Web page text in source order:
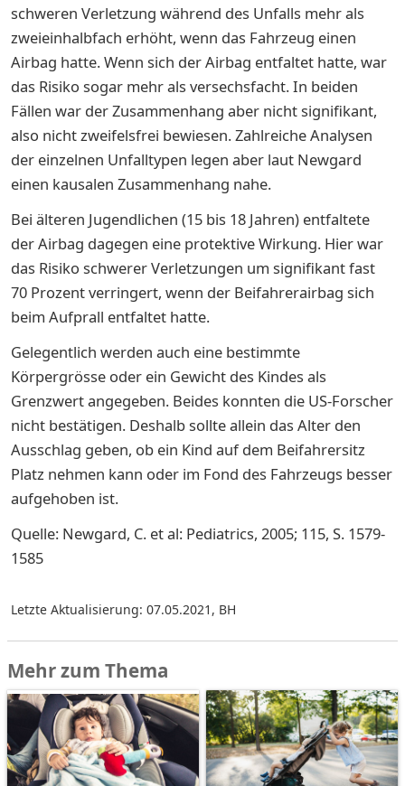
schweren Verletzung während des Unfalls mehr als
zweieinhalbfach erhöht, wenn das Fahrzeug einen
Airbag hatte. Wenn sich der Airbag entfaltet hatte, war
das Risiko sogar mehr als versechsfacht. In beiden
Fällen war der Zusammenhang aber nicht signifikant,
also nicht zweifelsfrei bewiesen. Zahlreiche Analysen
der einzelnen Unfalltypen legen aber laut Newgard
einen kausalen Zusammenhang nahe.
Bei älteren Jugendlichen (15 bis 18 Jahren) entfaltete
der Airbag dagegen eine protektive Wirkung. Hier war
das Risiko schwerer Verletzungen um signifikant fast
70 Prozent verringert, wenn der Beifahrerairbag sich
beim Aufprall entfaltet hatte.
Gelegentlich werden auch eine bestimmte
Körpergrösse oder ein Gewicht des Kindes als
Grenzwert angegeben. Beides konnten die US-Forscher
nicht bestätigen. Deshalb sollte allein das Alter den
Ausschlag geben, ob ein Kind auf dem Beifahrersitz
Platz nehmen kann oder im Fond des Fahrzeugs besser
aufgehoben ist.
Quelle: Newgard, C. et al: Pediatrics, 2005; 115, S. 1579-
1585
Letzte Aktualisierung: 07.05.2021 , BH
Mehr zum Thema